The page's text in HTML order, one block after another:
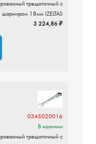
трещоточный с
шарниром 18мм IZELTAS
3 224,86 ₽
0345020016
В наличии
трещоточный с